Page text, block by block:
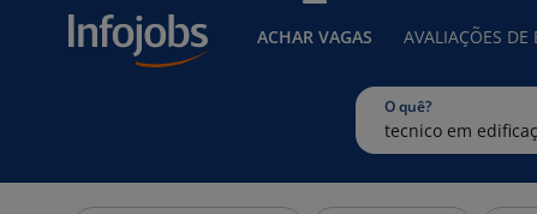
ACHAR VAGAS AVALIAÇÕES DE
O quê?